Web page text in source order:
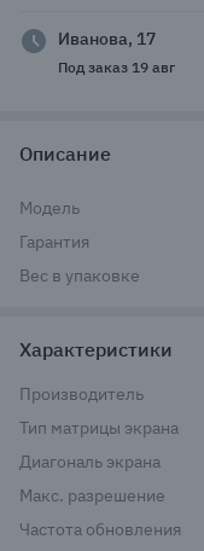
Иванова, 17
Под заказ 19 авг
Описание
Модель
Гарантия
Вес в упаковке
Характеристики
Производитель
Тип матрицы экрана
Диагональ экрана
Макс. разрешение
Частота обновления